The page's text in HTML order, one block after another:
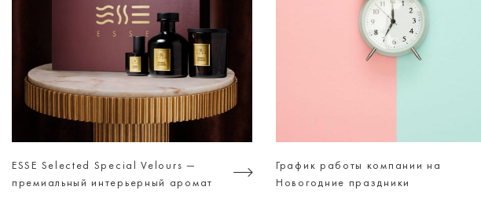
ESSE Selected Special Velours —
премиальный интерьерный аромат
График работы компании на
Новогодние праздники